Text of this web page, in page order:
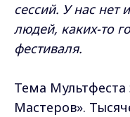
сессий. У нас нет
людей, каких-то
фестиваля.
Тема Мультфеста
Мастеров».